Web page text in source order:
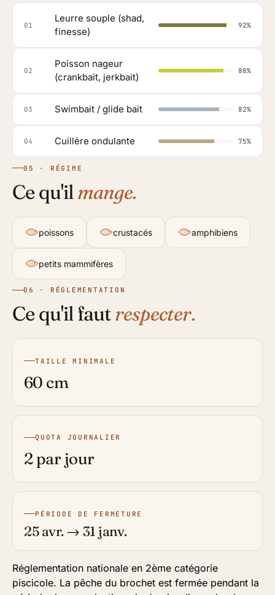
01
Leurre souple (shad,
finesse)
92%
02
Poisson nageur
(crankbait, jerkbait)
88%
03 Swimbait / glide bait 82%
04 Cuillère ondulante 75%
05 · RÉGIME
Ce qu'il mange.
poissons crustacés amphibiens
petits mammifères
06 · RÉGLEMENTATION
Ce qu'il fautrespecter.
TAILLE MINIMALE
60 cm
QUOTA JOURNALIER
2 par jour
PÉRIODE DE FERMETURE
25 avr. → 31 janv.
Réglementation nationale en 2ème catégorie
piscicole. La pêche du brochet est fermée pendant la